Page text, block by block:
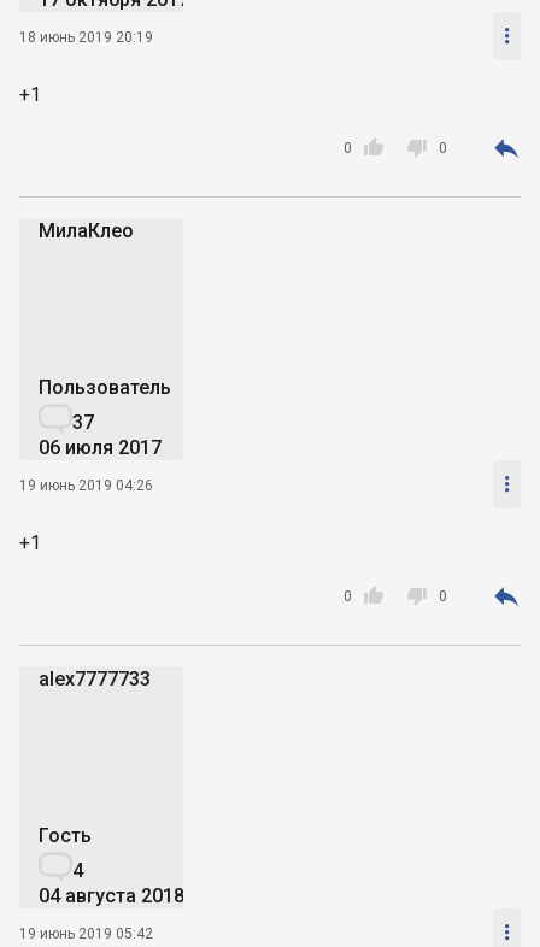
18 июнь 2019 20:19 
+1

0  0 
МилаКлео
Пользователь
37
06 июля 2017
19 июнь 2019 04:26 
+1

0  0 
alex7777733
Гость
4
04 августа 2018
19 июнь 2019 05:42 